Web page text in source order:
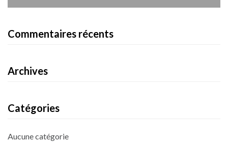
Commentaires récents
Archives
Catégories
Aucune catégorie